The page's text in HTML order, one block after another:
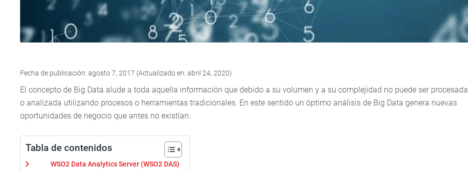
Fecha de publicación: agosto 7, 2017 (Actualizado en: abril 24, 2020)
El concepto de Big Data alude a toda aquella información que debido a su volumen y a su complejidad no puede ser procesada
o analizada utilizando procesos o herramientas tradicionales. En este sentido un óptimo análisis de Big Data genera nuevas
oportunidades de negocio que antes no existían.
Tabla de contenidos
WSO2 Data Analytics Server (WSO2 DAS)